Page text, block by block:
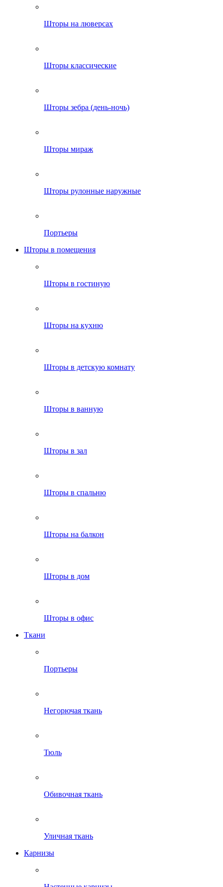
Шторы на люверсах
Шторы классические
Шторы зебра (день-ночь)
Шторы мираж
Шторы рулонные наружные
Портьеры
Шторы в помещения
Шторы в гостиную
Шторы на кухню
Шторы в детскую комнату
Шторы в ванную
Шторы в зал
Шторы в спальню
Шторы на балкон
Шторы в дом
Шторы в офис
Ткани
Портьеры
Негорючая ткань
Тюль
Обивочная ткань
Уличная ткань
Карнизы